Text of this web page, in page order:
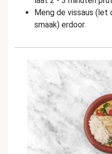
Meng de vissaus (let
smaak) erdoor.